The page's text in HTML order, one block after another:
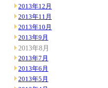
2013年12月
2013年11月
2013年10月
2013年9月
2013年8月
2013年7月
2013年6月
2013年5月